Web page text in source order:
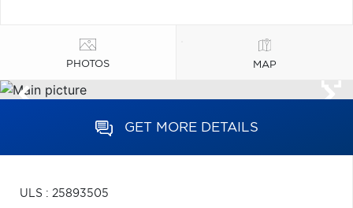
PHOTOS MAP
GET MORE DETAILS
ULS : 25893505